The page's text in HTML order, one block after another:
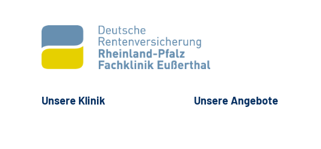
Unsere Klinik Unsere Angebote